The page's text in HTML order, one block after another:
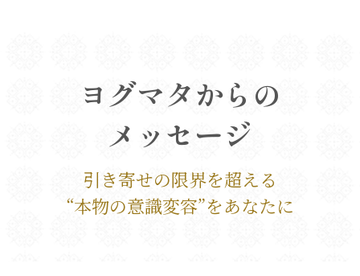
ヨグマタからの
メッセージ
引き寄せの限界を超える
“本物の意識変容”をあなたに